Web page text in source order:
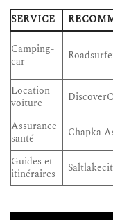
SERVICE
Camping-
car
Location
voiture
Assurance
santé
Chapka
Guides et
itinéraires